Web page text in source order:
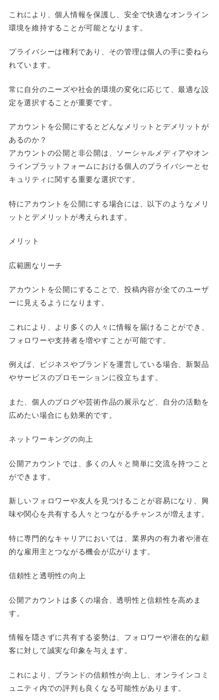
これにより、個人情報を保護し、安全で快適なオンライン
環境を維持することが可能となります。
プライバシーは権利であり、その管理は個人の手に委ねら
れています。
常に自分のニーズや社会的環境の変化に応じて、最適な設
定を選択することが重要です。
アカウントを公開にするとどんなメリットとデメリットが
あるのか？
アカウントの公開と非公開は、ソーシャルメディアやオン
ラインプラットフォームにおける個人のプライバシーとセ
キュリティに関する重要な選択です。
特にアカウントを公開にする場合には、以下のようなメリ
ットとデメリットが考えられます。
メリット
広範囲なリーチ
アカウントを公開にすることで、投稿内容が全てのユーザ
ーに見えるようになります。
これにより、より多くの人々に情報を届けることができ、
フォロワーや支持者を増やすことが可能です。
例えば、ビジネスやブランドを運営している場合、新製品
やサービスのプロモーションに役立ちます。
また、個人のブログや芸術作品の展示など、自分の活動を
広めたい場合にも効果的です。
ネットワーキングの向上
公開アカウントでは、多くの人々と簡単に交流を持つこと
ができます。
新しいフォロワーや友人を見つけることが容易になり、興
味や関心を共有する人々とつながるチャンスが増えます。
特に専門的なキャリアにおいては、業界内の有力者や潜在
的な雇用主とつながる機会が広がります。
信頼性と透明性の向上
公開アカウントは多くの場合、透明性と信頼性を高めま
す。
情報を隠さずに共有する姿勢は、フォロワーや潜在的な顧
客に対して誠実な印象を与えます。
これにより、ブランドの信頼性が向上し、オンラインコミ
ュニティ内での評判も良くなる可能性があります。